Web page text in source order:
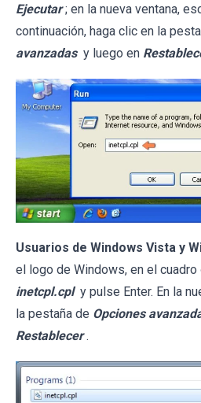
Ejecutar ; en la nueva ventana,
continuación, haga clic en la
avanzadas y luego en
Usuarios de Windows Vista y
el logo de Windows, en el
inetcpl.cpl y pulse Enter. En la
la pestaña de Opciones
Restablecer .